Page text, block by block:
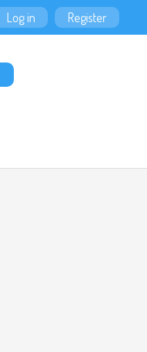
Log in Register